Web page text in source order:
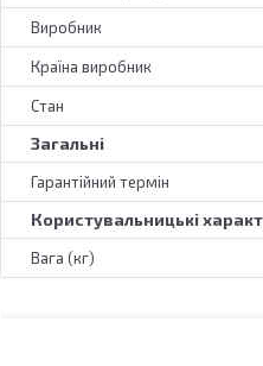
Виробник
Країна виробник
Стан
Загальні
Гарантійний термін
Користувальницькі
Вага (кг)